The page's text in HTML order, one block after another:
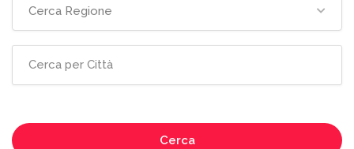
Cerca Regione
Cerca